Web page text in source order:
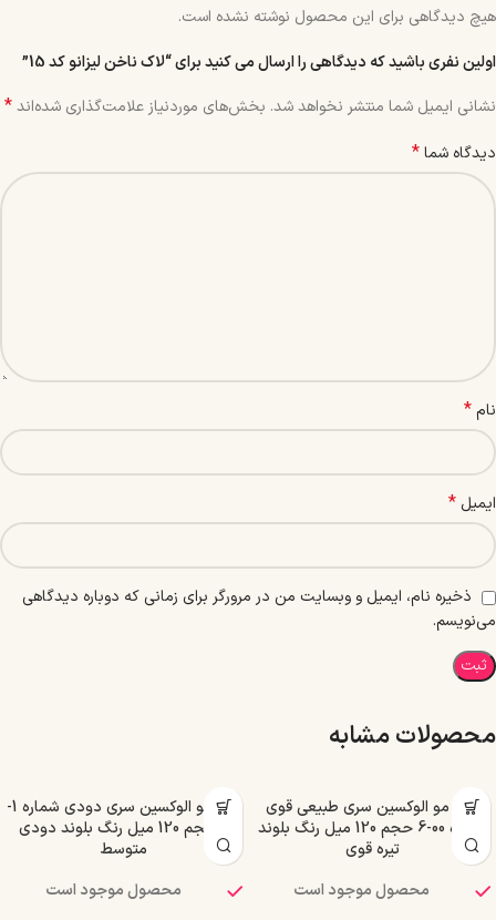
هیچ دیدگاهی برای این محصول نوشته نشده است.
اولین نفری باشید که دیدگاهی را ارسال می کنید برای “لاک ناخن لیزانو کد 15”
نشانی ایمیل شما منتشر نخواهد شد. بخش‌های موردنیاز علامت‌گذاری شده‌اند*
دیدگاه شما*
نام*
ایمیل *
ذخیره نام، ایمیل و وبسایت من در مرورگر برای زمانی که دوباره دیدگاهی
می‌نویسم.
محصولات مشابه
رنگ مو الوکسین سری طبیعی قوی
شماره 00-6 حجم 120 میل رنگ بلوند
تیره قوی
محصول موجود است
رنگ مو الوکسین سری دودی شماره 1-
7 حجم 120 میل رنگ بلوند دودی
متوسط
محصول موجود است